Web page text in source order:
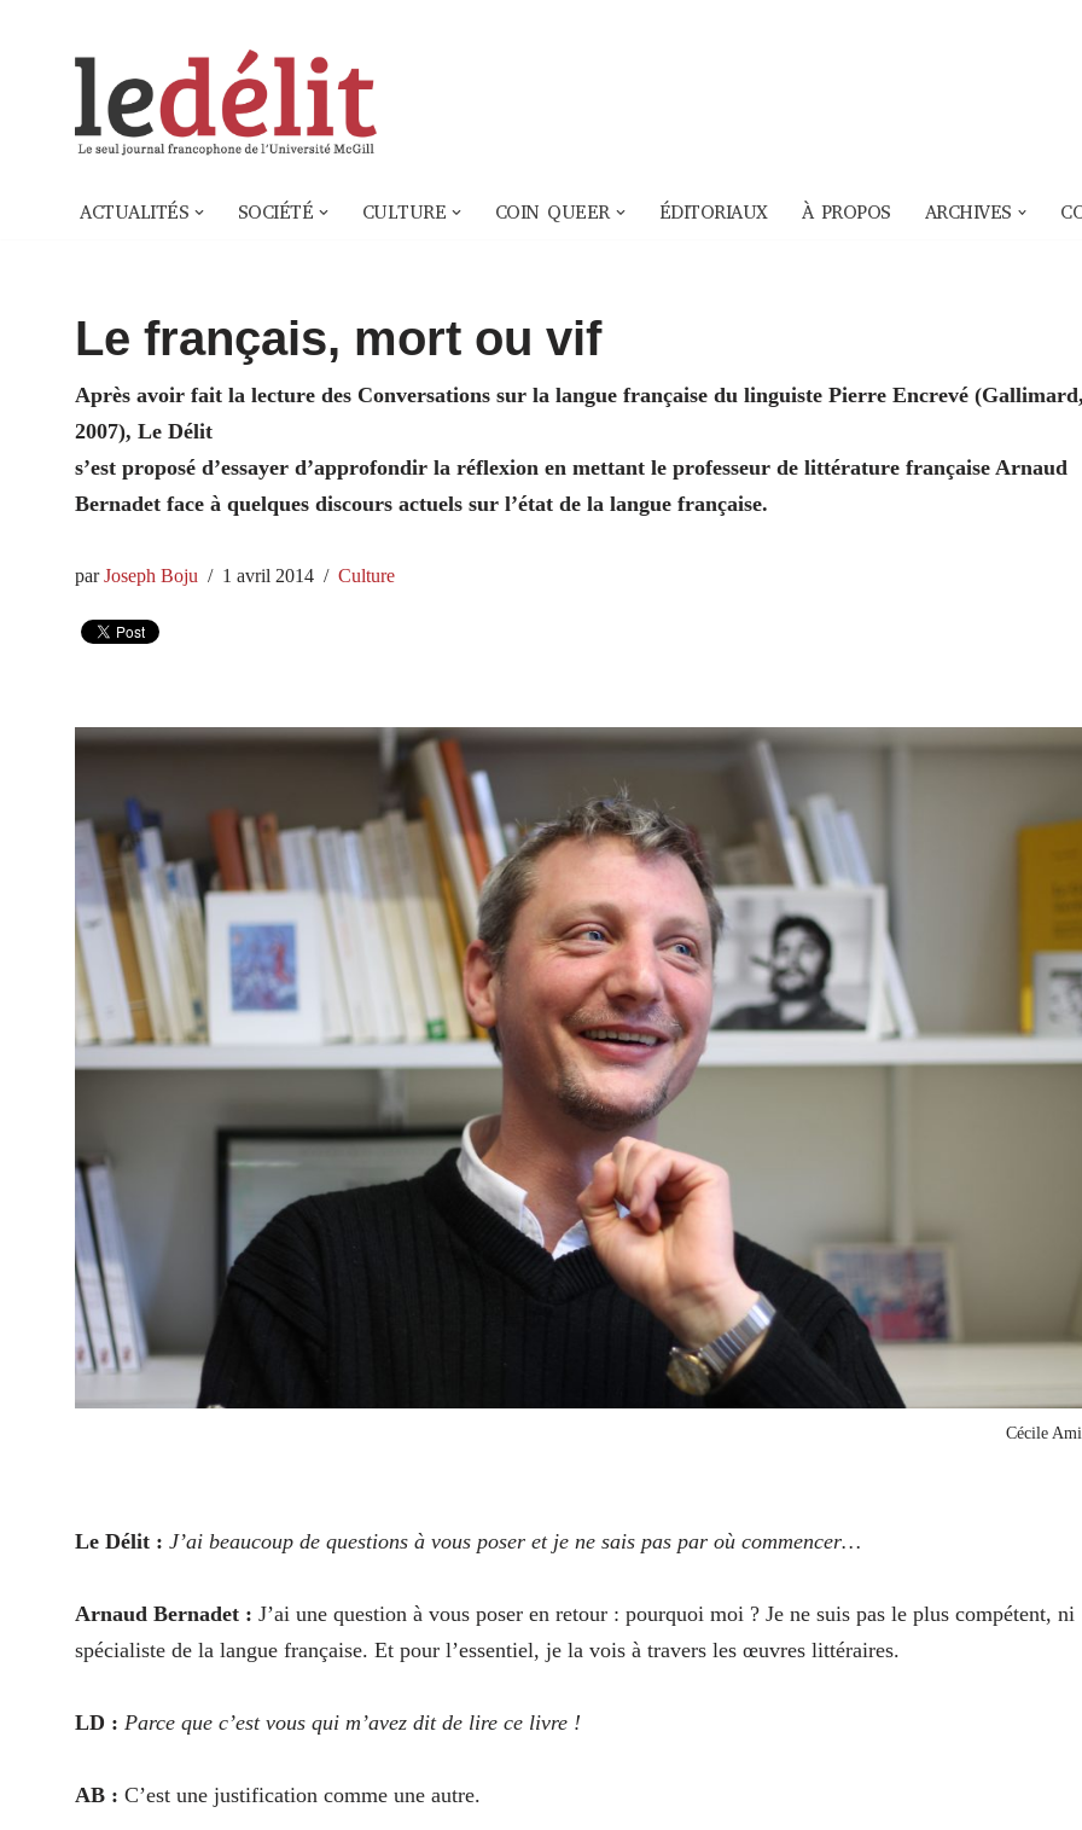
ACTUALITÉS SOCIÉTÉ CULTURE COIN QUEER ÉDITORIAUX À PROPOS ARCHIVES
Le français, mort ou vif
Après avoir fait la lecture des Conversations sur la langue française du linguiste Pierre Encrevé
2007), Le Délit
s’est proposé d’essayer d’approfondir la réflexion en mettant le professeur de littérature française Arnaud
Bernadet face à quelques discours actuels sur l’état de la langue française.
parJoseph Boju 1 avril 2014 Culture
Cécile
Le Délit : J’ai beaucoup de questions à vous poser et je ne sais pas par où commencer…
Arnaud Bernadet : J’ai une question à vous poser en retour : pourquoi moi ? Je ne suis pas le plus compétent, ni
spécialiste de la langue française. Et pour l’essentiel, je la vois à travers les œuvres littéraires.
LD : Parce que c’est vous qui m’avez dit de lire ce livre !
AB : C’est une justification comme une autre.